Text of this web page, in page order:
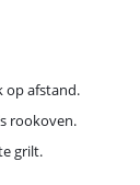
op afstand.
rookoven.
grilt.